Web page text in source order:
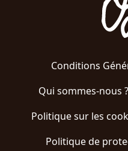
Conditions
Qui sommes-nous ?
Politique sur les
Politique de